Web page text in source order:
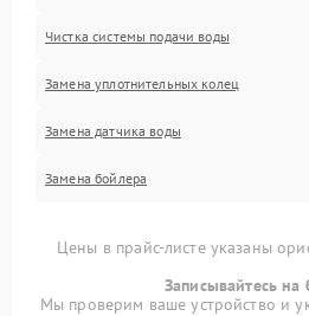
Чистка системы подачи воды
Замена уплотнительных колец
Замена датчика воды
Замена бойлера
Цены в прайс-листе указаны
Записывайтесь на
Мы проверим ваше устройство и